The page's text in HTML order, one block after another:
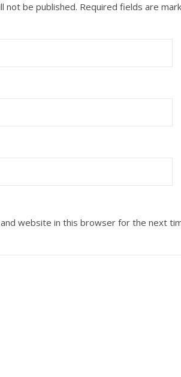
not be published. Required fields are
and website in this browser for the next